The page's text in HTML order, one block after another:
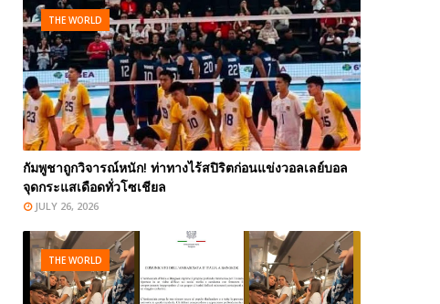
THE WORLD
กัมพูชาถูกวิจารณ์หนัก! ท่าทางไร้สปิริตก่อนแข่งวอลเลย์บอล
จุดกระแสเดือดทั่วโซเชียล
JULY 26, 2026
THE WORLD